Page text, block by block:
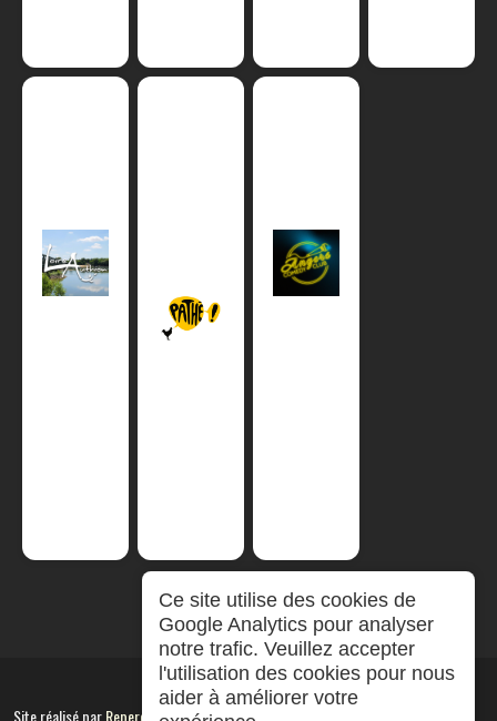
Site réalisé parRepereCom
Ce site utilise des cookies de
Google Analytics pour analyser
notre trafic. Veuillez accepter
l'utilisation des cookies pour nous
aider à améliorer votre